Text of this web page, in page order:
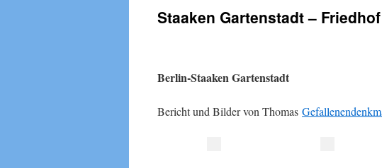
Staaken Gartenstadt – Friedhof
Berlin-Staaken Gartenstadt
Bericht und Bilder von Thomas